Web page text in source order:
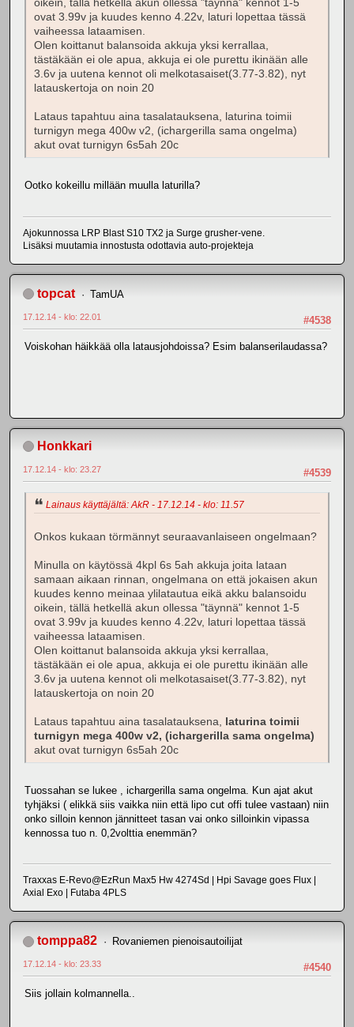
oikein, tällä hetkellä akun ollessa "täynnä" kennot 1-5
ovat 3.99v ja kuudes kenno 4.22v, laturi lopettaa tässä
vaiheessa lataamisen.
Olen koittanut balansoida akkuja yksi kerrallaa,
tästäkään ei ole apua, akkuja ei ole purettu ikinään alle
3.6v ja uutena kennot oli melkotasaiset(3.77-3.82), nyt
latauskertoja on noin 20
Lataus tapahtuu aina tasalatauksena, laturina toimii
turnigyn mega 400w v2, (ichargerilla sama ongelma)
akut ovat turnigyn 6s5ah 20c
Ootko kokeillu millään muulla laturilla?
Ajokunnossa LRP Blast S10 TX2 ja Surge grusher-vene.
Lisäksi muutamia innostusta odottavia auto-projekteja
topcat TamUA
#4538
17.12.14 - klo: 22.01
Voiskohan häikkää olla latausjohdoissa? Esim balanserilaudassa?
Honkkari
#4539
17.12.14 - klo: 23.27
Lainaus käyttäjältä: AkR - 17.12.14 - klo: 11.57
Onkos kukaan törmännyt seuraavanlaiseen ongelmaan?
Minulla on käytössä 4kpl 6s 5ah akkuja joita lataan
samaan aikaan rinnan, ongelmana on että jokaisen akun
kuudes kenno meinaa ylilatautua eikä akku balansoidu
oikein, tällä hetkellä akun ollessa "täynnä" kennot 1-5
ovat 3.99v ja kuudes kenno 4.22v, laturi lopettaa tässä
vaiheessa lataamisen.
Olen koittanut balansoida akkuja yksi kerrallaa,
tästäkään ei ole apua, akkuja ei ole purettu ikinään alle
3.6v ja uutena kennot oli melkotasaiset(3.77-3.82), nyt
latauskertoja on noin 20
Lataus tapahtuu aina tasalatauksena, laturina toimii
turnigyn mega 400w v2, (ichargerilla sama ongelma)
akut ovat turnigyn 6s5ah 20c
Tuossahan se lukee , ichargerilla sama ongelma. Kun ajat akut
tyhjäksi ( elikkä siis vaikka niin että lipo cut offi tulee vastaan) niin
onko silloin kennon jännitteet tasan vai onko silloinkin vipassa
kennossa tuo n. 0,2volttia enemmän?
Traxxas E-Revo@EzRun Max5 Hw 4274Sd | Hpi Savage goes Flux |
Axial Exo | Futaba 4PLS
tomppa82 Rovaniemen pienoisautoilijat
#4540
17.12.14 - klo: 23.33
Siis jollain kolmannella..